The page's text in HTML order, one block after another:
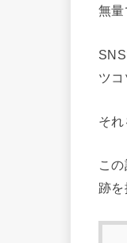
無量
ツ
それ
こ
跡を